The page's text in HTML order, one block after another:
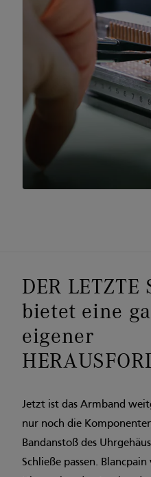
DER LETZTE
bietet eine
eigener
Jetzt ist das Armband
nur noch die
Bandanstoß des
Schließe passen.